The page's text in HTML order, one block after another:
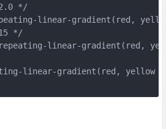
*/
linear-gradient ( red ,
*/
repeating-linear-gradient ( red ,
linear-gradient ( red , yellow